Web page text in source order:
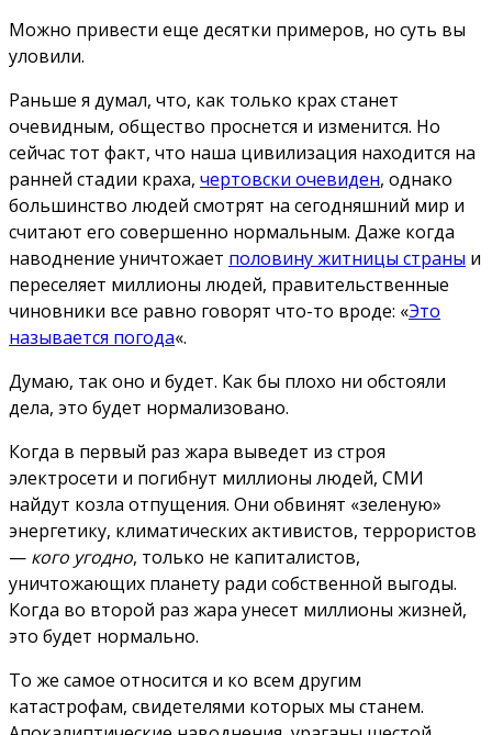
Можно привести еще десятки примеров, но суть вы
уловили.
Раньше я думал, что, как только крах станет
очевидным, общество проснется и изменится. Но
сейчас тот факт, что наша цивилизация находится на
ранней стадии краха, чертовски очевиден, однако
большинство людей смотрят на сегодняшний мир и
считают его совершенно нормальным. Даже когда
наводнение уничтожает половину житницы страны и
переселяет миллионы людей, правительственные
чиновники все равно говорят что-то вроде: «Это
называется погода«.
Думаю, так оно и будет. Как бы плохо ни обстояли
дела, это будет нормализовано.
Когда в первый раз жара выведет из строя
электросети и погибнут миллионы людей, СМИ
найдут козла отпущения. Они обвинят «зеленую»
энергетику, климатических активистов, террористов
— кого угодно, только не капиталистов,
уничтожающих планету ради собственной выгоды.
Когда во второй раз жара унесет миллионы жизней,
это будет нормально.
То же самое относится и ко всем другим
катастрофам, свидетелями которых мы станем.